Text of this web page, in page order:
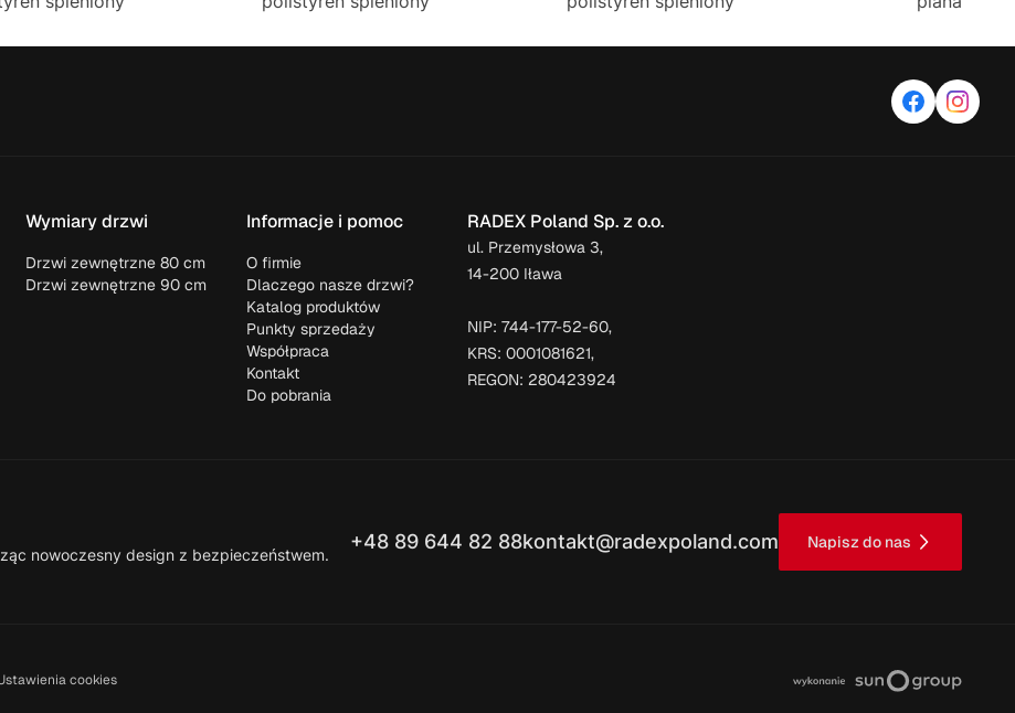
Wymiary drzwi
Drzwi zewnętrzne 80 cm
Drzwi zewnętrzne 90 cm
Informacje i pomoc
O firmie
Dlaczego nasze drzwi?
Katalog produktów
Punkty sprzedaży
Współpraca
Kontakt
Do pobrania
RADEX Poland Sp. z o.o.
ul. Przemysłowa 3,
14-200 Iława
NIP: 744-177-52-60,
KRS: 0001081621,
REGON: 280423924
nowoczesny design z bezpieczeństwem.
+48 89 644 82 88kontakt@radexpoland.com Napisz do nas
cookies